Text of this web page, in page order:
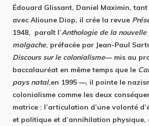
Édouard Glissant, Daniel Maximin, tant
avec Alioune Diop, il crée la revue
1948, paraît l’Anthologie de la nouvelle
malgache, préfacée par Jean-Paul
Discours sur le colonialisme— mis au
baccalauréat en même temps que le
pays natal,en 1995 —, il pointe le
colonialisme comme les deux
matrice : l’articulation d’une volonté
et politique et d’annihilation physique,